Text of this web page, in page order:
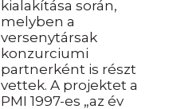
kialakítása során,
melyben a
versenytársak
konzurciumi
partnerként is részt
vettek. A projektet a
PMI 1997-es „az év